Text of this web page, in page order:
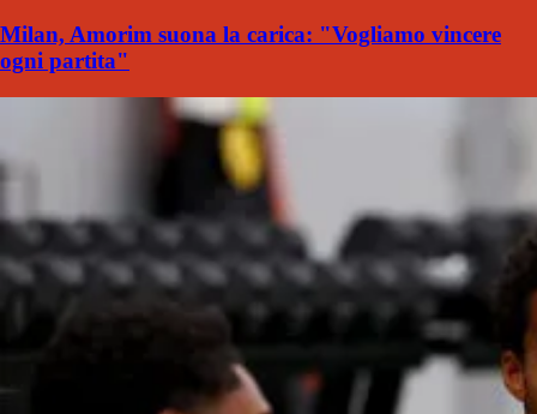
Milan, Amorim suona la carica: "Vogliamo vincere
ogni partita"